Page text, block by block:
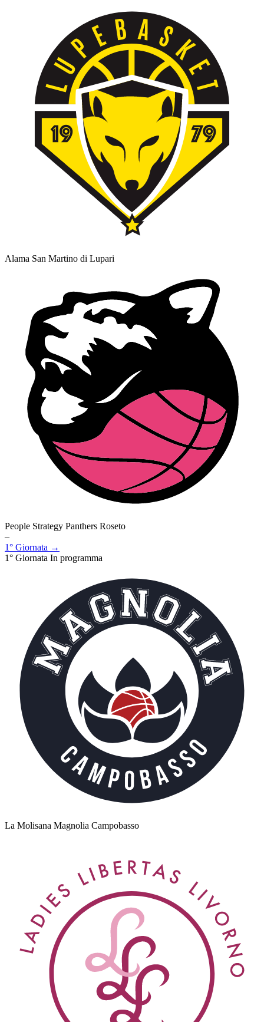
Alama San Martino di Lupari
People Strategy Panthers Roseto
–
1° Giornata →
1° Giornata In programma
La Molisana Magnolia Campobasso